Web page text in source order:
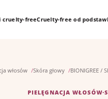
cruelty-freeCruelty-free od podstaw
włosów Skóra głowy BIONIGREE /
PIELĘGNACJA WŁOSÓW·